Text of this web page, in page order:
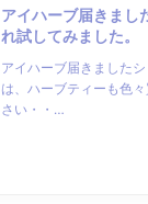
アイハーブ届きま
れ試してみました。
アイハーブ届きました
は、ハーブティーも色
さい・・…